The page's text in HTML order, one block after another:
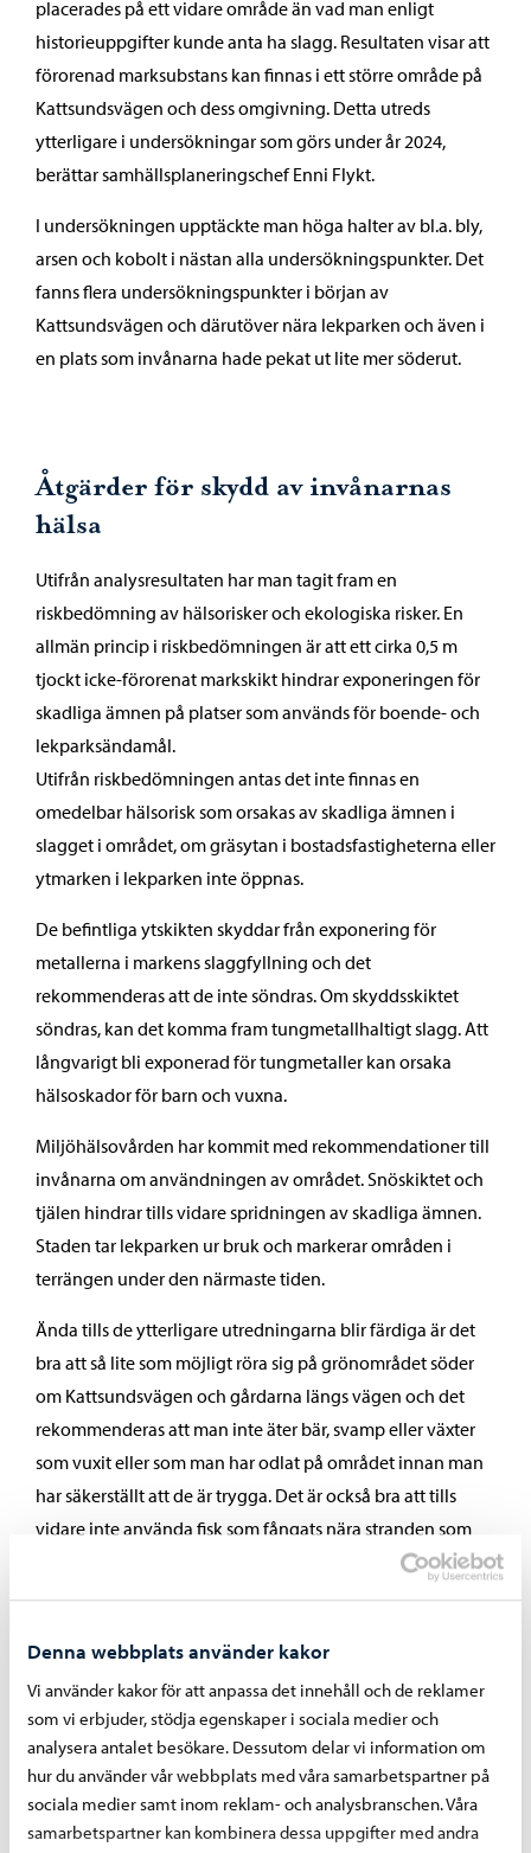
Denna webbplats använder kakor
Vi använder kakor för att anpassa det innehåll och de reklamer
som vi erbjuder, stödja egenskaper i sociala medier och
analysera antalet besökare. Dessutom delar vi information om
hur du använder vår webbplats med våra samarbetspartner på
sociala medier samt inom reklam- och analysbranschen. Våra
samarbetspartner kan kombinera dessa uppgifter med andra
placerades på ett vidare område än vad man enligt
historieuppgifter kunde anta ha slagg. Resultaten visar att
förorenad marksubstans kan finnas i ett större område på
Kattsundsvägen och dess omgivning. Detta utreds
ytterligare i undersökningar som görs under år 2024,
berättar samhällsplaneringschef Enni Flykt.
I undersökningen upptäckte man höga halter av bl.a. bly,
arsen och kobolt i nästan alla undersökningspunkter. Det
fanns flera undersökningspunkter i början av
Kattsundsvägen och därutöver nära lekparken och även i
en plats som invånarna hade pekat ut lite mer söderut.
Åtgärder för skydd av invånarnas
hälsa
Utifrån analysresultaten har man tagit fram en
riskbedömning av hälsorisker och ekologiska risker. En
allmän princip i riskbedömningen är att ett cirka 0,5 m
tjockt icke-förorenat markskikt hindrar exponeringen för
skadliga ämnen på platser som används för boende- och
lekparksändamål.
Utifrån riskbedömningen antas det inte finnas en
omedelbar hälsorisk som orsakas av skadliga ämnen i
slagget i området, om gräsytan i bostadsfastigheterna eller
ytmarken i lekparken inte öppnas.
De befintliga ytskikten skyddar från exponering för
metallerna i markens slaggfyllning och det
rekommenderas att de inte söndras. Om skyddsskiktet
söndras, kan det komma fram tungmetallhaltigt slagg. Att
långvarigt bli exponerad för tungmetaller kan orsaka
hälsoskador för barn och vuxna.
Miljöhälsovården har kommit med rekommendationer till
invånarna om användningen av området. Snöskiktet och
tjälen hindrar tills vidare spridningen av skadliga ämnen.
Staden tar lekparken ur bruk och markerar områden i
terrängen under den närmaste tiden.
Ända tills de ytterligare utredningarna blir färdiga är det
bra att så lite som möjligt röra sig på grönområdet söder
om Kattsundsvägen och gårdarna längs vägen och det
rekommenderas att man inte äter bär, svamp eller växter
som vuxit eller som man har odlat på området innan man
har säkerställt att de är trygga. Det är också bra att tills
vidare inte använda fisk som fångats nära stranden som
livsmedel. När marken är ofrusen rekommenderar
miljöhälsovården att tamburutrymmen städas oftare med
utevistelse.
Övriga riskhanteringsåtgärder utreds och anvisningarna
preciseras när de ytterligare utredningarna blir färdiga.
NTM-centralen kommer med sitt ställningstagande till
undersökningsresultaten och riskbedömningen i februari.